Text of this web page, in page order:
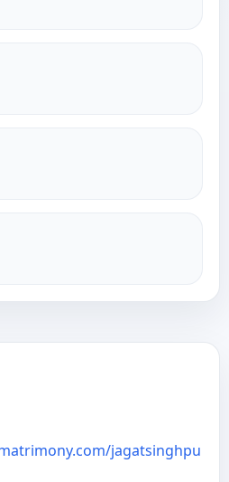
jagatsinghpu